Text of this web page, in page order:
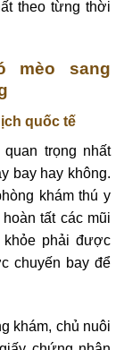
theo từng thời
mèo sang
quốc tế
trọng nhất
bay hay không.
khám thú y
tất các mũi
khỏe phải được
chuyến bay để
khám, chủ nuôi